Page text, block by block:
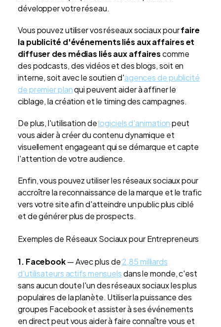
développer votre réseau.
Vous pouvez utiliser vos réseaux sociaux pourfaire
la publicité d'événements liés aux affaires et
diffuser des médias liés aux affairescomme
des podcasts, des vidéos et des blogs, soit en
interne, soit avec le soutien d'agences de publicité
de premier planqui peuvent aider à affiner le
ciblage, la création et le timing des campagnes.
De plus, l'utilisation delogiciels d'animationpeut
vous aider à créer du contenu dynamique et
visuellement engageant qui se démarque et capte
l'attention de votre audience.
Enfin, vous pouvez utiliser les réseaux sociaux pour
accroître la reconnaissance de la marque et le trafic
vers votre site afin d'atteindre un public plus ciblé
et de générer plus de prospects.
Exemples de Réseaux Sociaux pour Entrepreneurs
1. Facebook— Avec plus de2,85 milliards
d'utilisateurs actifs mensuelsdans le monde, c'est
sans aucun doute l'un des réseaux sociaux les plus
populaires de la planète. Utiliser la puissance des
groupes Facebook et assister à ses événements
en direct peut vous aider à faire connaître vous et